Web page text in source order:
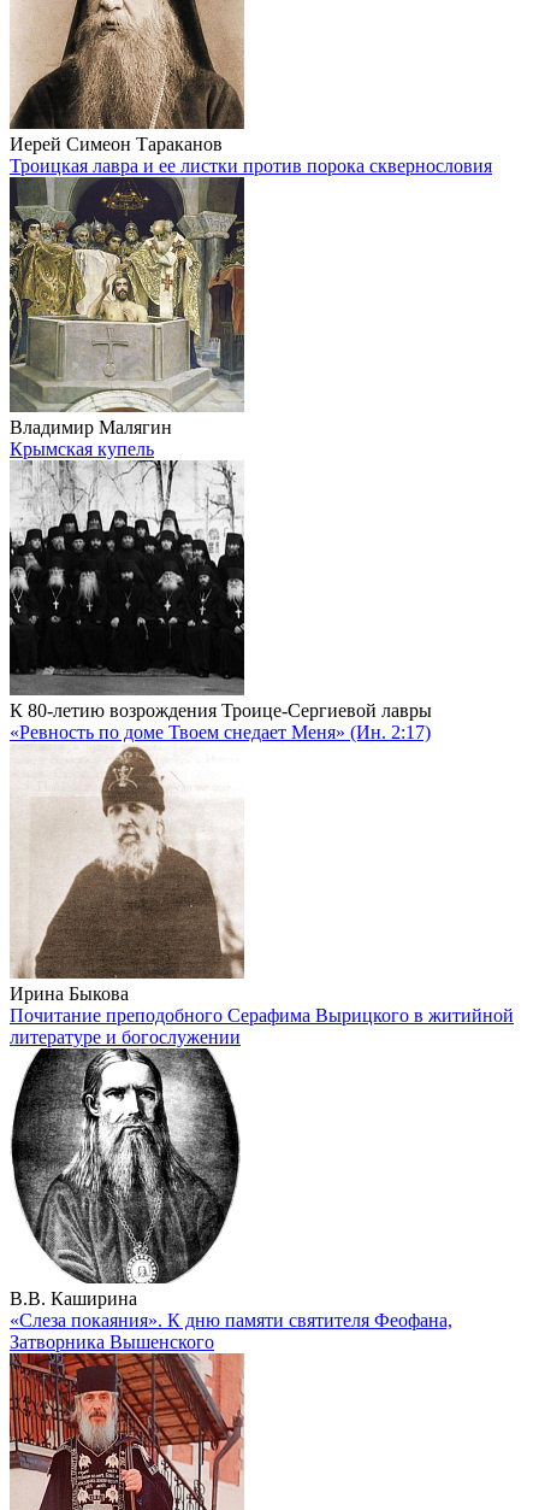
Иерей Симеон Тараканов
Троицкая лавра и ее листки против порока сквернословия
Владимир Малягин
Крымская купель
К 80-летию возрождения Троице-Сергиевой лавры
«Ревность по доме Твоем снедает Меня» (Ин. 2:17)
Ирина Быкова
Почитание преподобного Серафима Вырицкого в житийной
литературе и богослужении
В.В. Каширина
«Слеза покаяния». К дню памяти святителя Феофана,
Затворника Вышенского